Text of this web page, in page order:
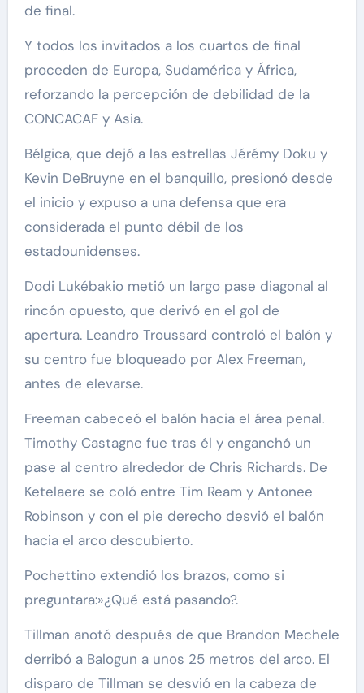
de final.
Y todos los invitados a los cuartos de final
proceden de Europa, Sudamérica y África,
reforzando la percepción de debilidad de la
CONCACAF y Asia.
Bélgica, que dejó a las estrellas Jérémy Doku y
Kevin DeBruyne en el banquillo, presionó desde
el inicio y expuso a una defensa que era
considerada el punto débil de los
estadounidenses.
Dodi Lukébakio metió un largo pase diagonal al
rincón opuesto, que derivó en el gol de
apertura. Leandro Troussard controló el balón y
su centro fue bloqueado por Alex Freeman,
antes de elevarse.
Freeman cabeceó el balón hacia el área penal.
Timothy Castagne fue tras él y enganchó un
pase al centro alrededor de Chris Richards. De
Ketelaere se coló entre Tim Ream y Antonee
Robinson y con el pie derecho desvió el balón
hacia el arco descubierto.
Pochettino extendió los brazos, como si
preguntara:»¿Qué está pasando?.
Tillman anotó después de que Brandon Mechele
derribó a Balogun a unos 25 metros del arco. El
disparo de Tillman se desvió en la cabeza de